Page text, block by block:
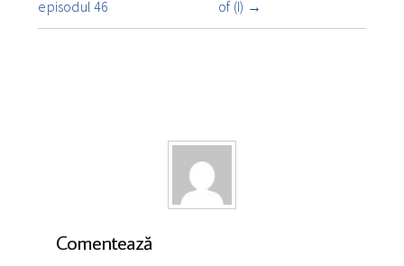
însemnare
episodul 46
of (I) →
Comentează